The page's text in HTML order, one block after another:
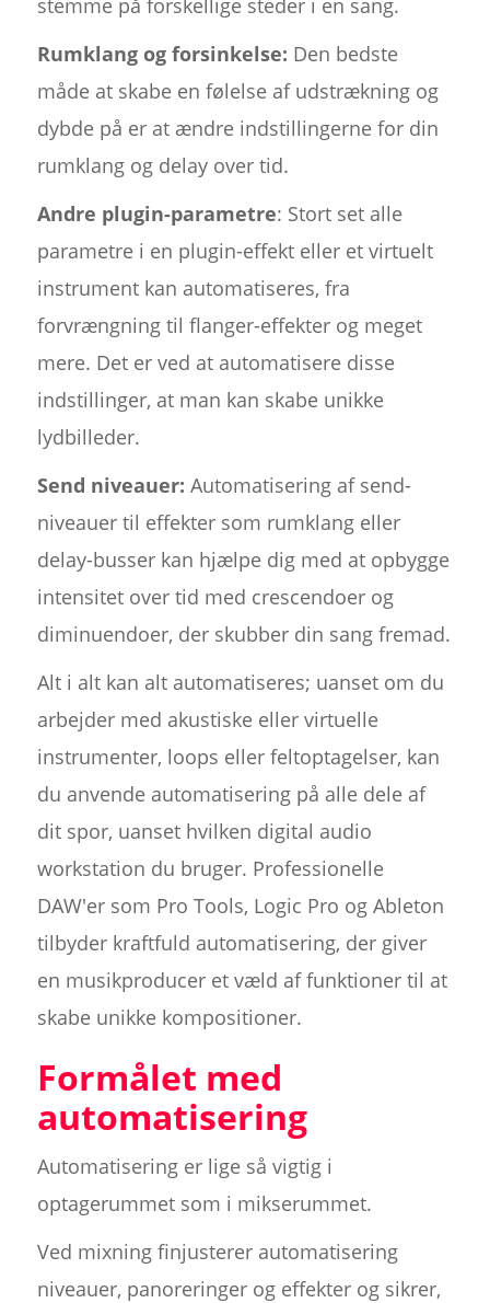
stemme på forskellige steder i en sang.
Rumklang og forsinkelse: Den bedste
måde at skabe en følelse af udstrækning og
dybde på er at ændre indstillingerne for din
rumklang og delay over tid.
Andre plugin-parametre: Stort set alle
parametre i en plugin-effekt eller et virtuelt
instrument kan automatiseres, fra
forvrængning til flanger-effekter og meget
mere. Det er ved at automatisere disse
indstillinger, at man kan skabe unikke
lydbilleder.
Send niveauer: Automatisering af send-
niveauer til effekter som rumklang eller
delay-busser kan hjælpe dig med at opbygge
intensitet over tid med crescendoer og
diminuendoer, der skubber din sang fremad.
Alt i alt kan alt automatiseres; uanset om du
arbejder med akustiske eller virtuelle
instrumenter, loops eller feltoptagelser, kan
du anvende automatisering på alle dele af
dit spor, uanset hvilken digital audio
workstation du bruger. Professionelle
DAW'er som Pro Tools, Logic Pro og Ableton
tilbyder kraftfuld automatisering, der giver
en musikproducer et væld af funktioner til at
skabe unikke kompositioner.
Formålet med
automatisering
Automatisering er lige så vigtig i
optagerummet som i mikserummet.
Ved mixning finjusterer automatisering
niveauer, panoreringer og effekter og sikrer,